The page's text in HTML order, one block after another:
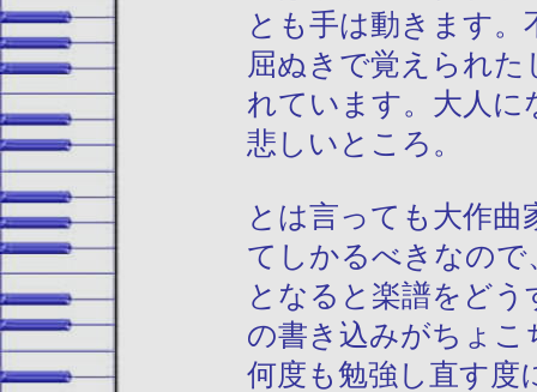
とも手は動きます
屈ぬきで覚えられ
れています。大人
悲しいところ。
とは言っても大作
てしかるべきなの
となると楽譜をど
の書き込みがちょ
何度も勉強し直す度